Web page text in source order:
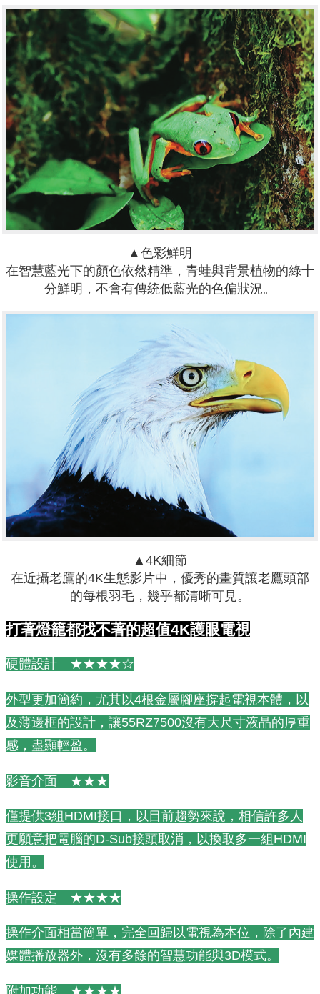
▲色彩鮮明
在智慧藍光下的顏色依然精準，青蛙與背景植物的綠十
分鮮明，不會有傳統低藍光的色偏狀況。
▲4K細節
在近攝老鷹的4K生態影片中，優秀的畫質讓老鷹頭部
的每根羽毛，幾乎都清晰可見。
打著燈籠都找不著的超值4K護眼電視
硬體設計 ★★★★☆
外型更加簡約，尤其以4根金屬腳座撐起電視本體，以
及薄邊框的設計，讓55RZ7500沒有大尺寸液晶的厚重
感，盡顯輕盈。
影音介面 ★★★
僅提供3組HDMI接口，以目前趨勢來說，相信許多人
更願意把電腦的D-Sub接頭取消，以換取多一組HDMI
使用。
操作設定 ★★★★
操作介面相當簡單，完全回歸以電視為本位，除了內建
媒體播放器外，沒有多餘的智慧功能與3D模式。
附加功能 ★★★★